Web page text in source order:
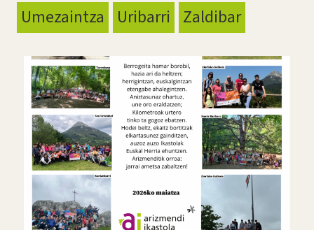
Umezaintza
Uribarri Zaldibar